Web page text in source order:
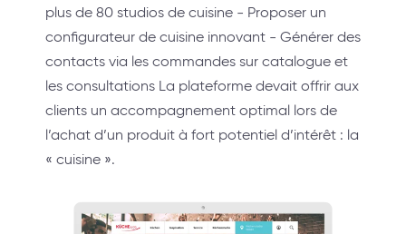
plus de 80 studios de cuisine - Proposer un
configurateur de cuisine innovant - Générer des
contacts via les commandes sur catalogue et
les consultations La plateforme devait offrir aux
clients un accompagnement optimal lors de
l’achat d’un produit à fort potentiel d’intérêt : la
« cuisine ».